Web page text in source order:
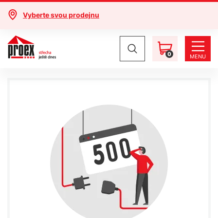
Vyberte svou prodejnu
0 MENU